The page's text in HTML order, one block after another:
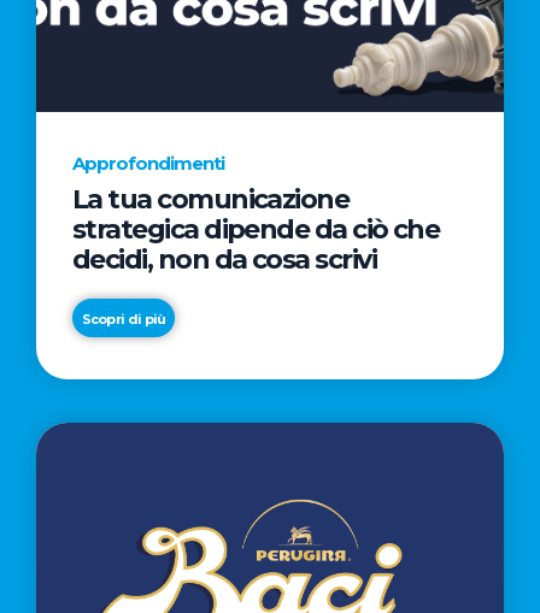
AL
CINEMA
NELLA
CAMPAGNA
REGISTA
PREMIO
OSCAR®
Approfondimenti
La tua comunicazione
strategica dipende da ciò che
decidi, non da cosa scrivi
Scopri di più